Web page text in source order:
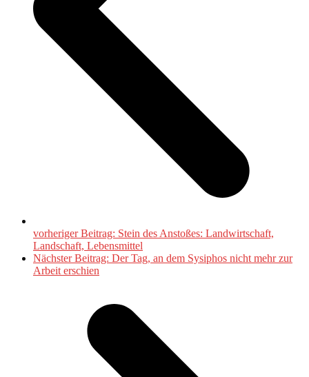
vorheriger Beitrag: Stein des Anstoßes: Landwirtschaft,
Landschaft, Lebensmittel
Nächster Beitrag: Der Tag, an dem Sysiphos nicht mehr zur
Arbeit erschien